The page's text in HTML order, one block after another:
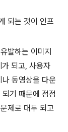
되는 것이 인프
발하는 이미지
되고, 사용자
동영상을 다운
기 때문에 점점
제로 대두 되고